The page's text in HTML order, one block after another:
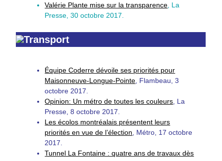
Valérie Plante mise sur la transparence , La
Presse, 30 octobre 2017.
Transport
Équipe Coderre dévoile ses priorités pour
Maisonneuve-Longue-Pointe , Flambeau, 3
octobre 2017.
Opinion: Un métro de toutes les couleurs , La
Presse, 8 octobre 2017.
Les écolos montréalais présentent leurs
priorités en vue de l’élection , Métro, 17 octobre
2017.
Tunnel La Fontaine : quatre ans de travaux dès